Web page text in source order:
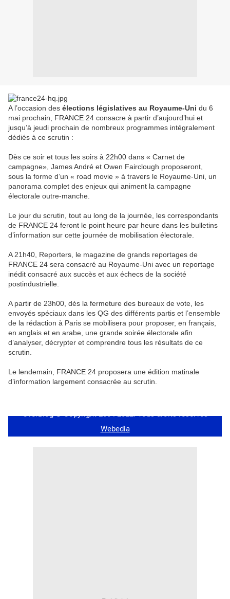
A l’occasion des élections législatives au Royaume-Uni du 6
mai prochain, FRANCE 24 consacre à partir d’aujourd’hui et
jusqu’à jeudi prochain de nombreux programmes intégralement
dédiés à ce scrutin :
Dès ce soir et tous les soirs à 22h00 dans « Carnet de
campagne», James André et Owen Fairclough proposeront,
sous la forme d’un « road movie » à travers le Royaume-Uni, un
panorama complet des enjeux qui animent la campagne
électorale outre-manche.
Le jour du scrutin, tout au long de la journée, les correspondants
de FRANCE 24 feront le point heure par heure dans les bulletins
d’information sur cette journée de mobilisation électorale.
A 21h40, Reporters, le magazine de grands reportages de
FRANCE 24 sera consacré au Royaume-Uni avec un reportage
inédit consacré aux succès et aux échecs de la société
postindustrielle.
A partir de 23h00, dès la fermeture des bureaux de vote, les
envoyés spéciaux dans les QG des différents partis et l’ensemble
de la rédaction à Paris se mobilisera pour proposer, en français,
en anglais et en arabe, une grande soirée électorale afin
d’analyser, décrypter et comprendre tous les résultats de ce
scrutin.
Le lendemain, FRANCE 24 proposera une édition matinale
d’information largement consacrée au scrutin.